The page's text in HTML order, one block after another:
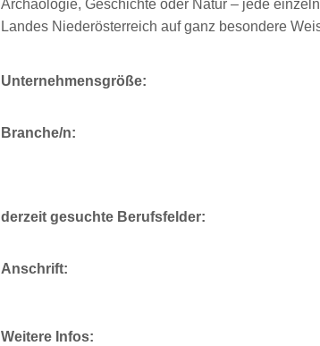
Archäologie, Geschichte oder Natur – jede
Landes Niederösterreich auf ganz besondere
Unternehmensgröße:
Branche/n:
derzeit gesuchte Berufsfelder:
Anschrift:
Weitere Infos: